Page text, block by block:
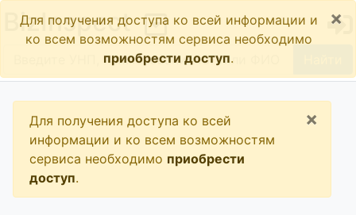
BizInspect
Для получения доступа ко всей информации и
ко всем возможностям сервиса необходимо
приобрести доступ.
×
Для получения доступа ко всей
информации и ко всем возможностям
сервиса необходимо приобрести
доступ.
×